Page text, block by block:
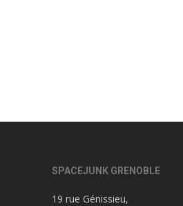
SPACEJUNK GRENOBLE
19 rue Génissieu,